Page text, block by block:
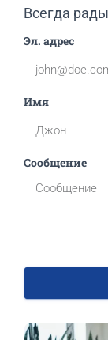
Всегда
Эл. адрес
Имя
Сообщение